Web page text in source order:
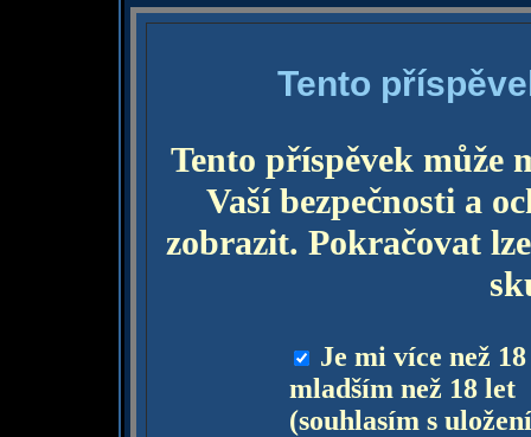
Tento
Tento příspěvek může
Vaší bezpečnosti a
zobrazit. Pokračovat
Je mi více než
mladším než 18 let
(souhlasím s